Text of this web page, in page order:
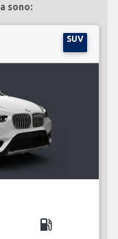
sono:
SUV
local_gas_station